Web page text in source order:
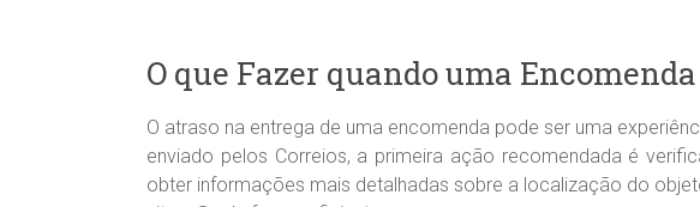
O que Fazer quando uma
O atraso na entrega de uma encomenda pode ser uma
enviado pelos Correios, a primeira ação recomendada é
obter informações mais detalhadas sobre a localização do